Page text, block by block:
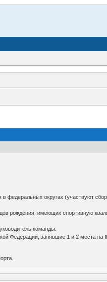
федеральных округах (участвуют
рождения, имеющих спортивную
команды.
Федерации, занявшие 1 и 2 места на